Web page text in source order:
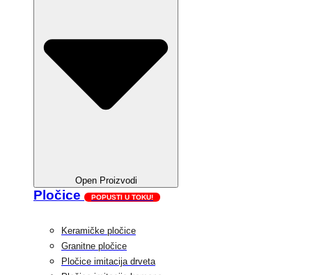
Open Proizvodi
Pločice POPUSTI U TOKU!
Keramičke pločice
Granitne pločice
Pločice imitacija drveta